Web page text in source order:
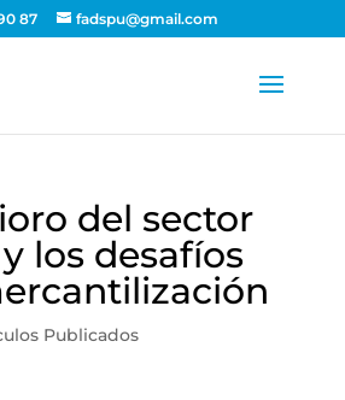
87 fadspu@gmail.com
del sector
los desafíos
Publicados